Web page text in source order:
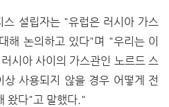
스 설립자는 "유럽은 러시아 가스
해 논의하고 있다"며 "우리는 이
시아 사이의 가스관인 노르드 스
사용되지 않을 경우 어떻게 전
왔다"고 말했다."